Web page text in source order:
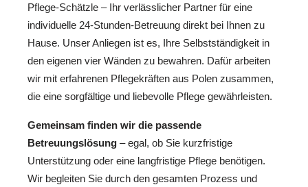
Pflege-Schätzle – Ihr verlässlicher Partner für eine
individuelle 24-Stunden-Betreuung direkt bei Ihnen zu
Hause. Unser Anliegen ist es, Ihre Selbstständigkeit in
den eigenen vier Wänden zu bewahren. Dafür arbeiten
wir mit erfahrenen Pflegekräften aus Polen zusammen,
die eine sorgfältige und liebevolle Pflege gewährleisten.
Gemeinsam finden wir die passende
Betreuungslösung – egal, ob Sie kurzfristige
Unterstützung oder eine langfristige Pflege benötigen.
Wir begleiten Sie durch den gesamten Prozess und